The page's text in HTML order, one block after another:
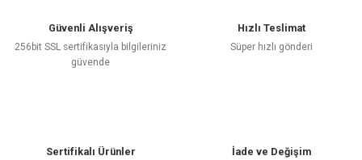
Güvenli Alışveriş
256bit SSL sertifikasıyla bilgileriniz
güvende
Hızlı Teslimat
Süper hızlı gönderi
Sertifikalı Ürünler İade ve Değişim